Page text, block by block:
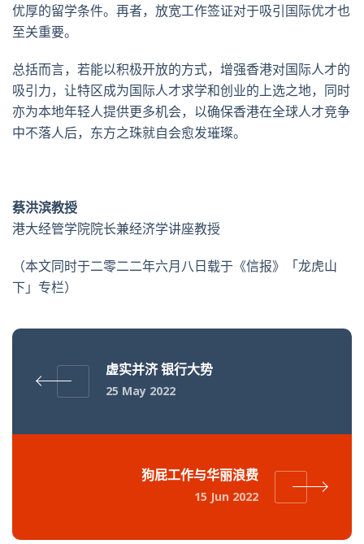
优厚的留学条件。再者，放宽工作签证对于吸引国际优才也
至关重要。
总括而言，若能以积极开放的方式，增强香港对国际人才的
吸引力，让特区成为国际人才求学和创业的上选之地，同时
亦为本地年轻人提供更多机会，以确保香港在全球人才竞争
中不落人后，东方之珠就自会愈发璀璨。
蔡洪滨教授
港大经管学院院长兼经济学讲座教授
（本文同时于二零二二年六月八日载于《信报》「龙虎山
下」专栏）
虚实并济 银行大势
25 May 2022
狗屁工作与华丽浪费
15 Jun 2022